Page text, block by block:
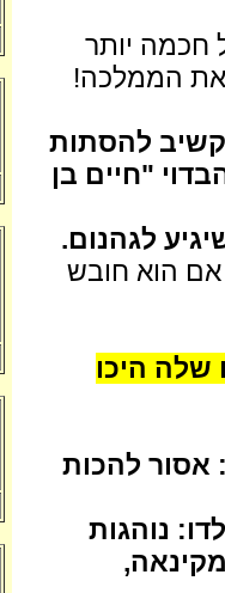
חכמה יותר
את הממלכה!
להסתות
"חיים בן
לגהנום.
הוא חובש
היכו
אסור להכות
נוהגות